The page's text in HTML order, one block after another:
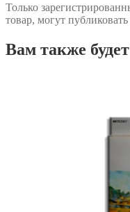
Только
товар, могут
Вам также